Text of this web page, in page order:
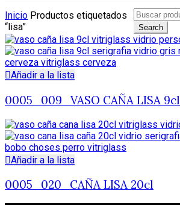
Inicio Productos etiquetados
“lisa”
Search
for:
Search
Añadir a la lista
0005_009_VASO CAÑA LISA 9cl
Añadir a la lista
0005_020_CAÑA LISA 20cl